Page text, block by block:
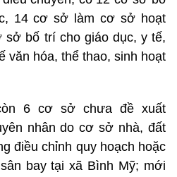
14 cơ sở làm cơ sở hoạt
sở bố trí cho giáo dục, y tế,
văn hóa, thể thao, sinh hoạt
6 cơ sở chưa đề xuất
nhân do cơ sở nhà, đất
điều chỉnh quy hoạch hoặc
bay tại xã Bình Mỹ; mới